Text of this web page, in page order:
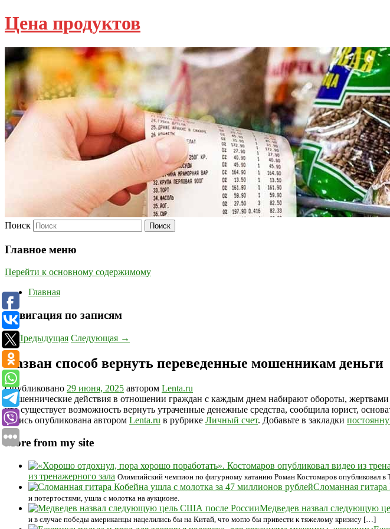
Цена продуктов
Поиск
Главное меню
Перейти к основному содержимому
Главная
Навигация по записям
←Предыдущая Следующая →
Назван способ вернуть переведенные мошенникам деньги
Опубликовано 29 июня, 2025 автором Lenta.ru
Мошеннические действия в отношении граждан с каждым днем набирают обороты,
что существует возможность вернуть утраченные денежные средства, сообщила юрист,
Запись опубликована автором Lenta.ru в рубрике Личный счет. Добавьте в закладки
More from my site
из тренажерного зала Олимпийский чемпион по фигурному катанию Роман Костомаров опубликовал в
Сломанная
и потертостями, ушла с молотка на аукционе.
Медведев назвал следующую
и в случае победы американцы нацелились бы на Китай, что могло бы привести к тяжелому кризису […]